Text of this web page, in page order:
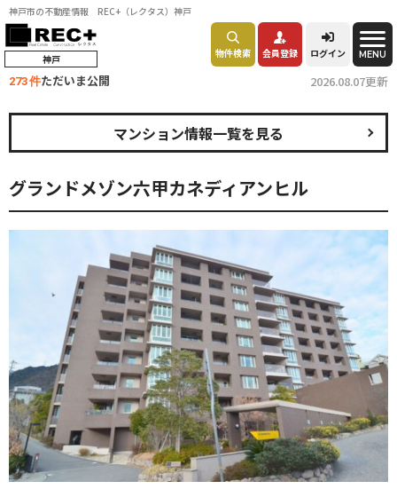
神戸市の不動産情報 REC+（レクタス）神戸
神戸 物件検索 会員登録 ログイン MENU
273 件ただいま公開 2026.08.07更新
グランドメゾン六甲カネディアンヒル
マンション情報一覧を見る